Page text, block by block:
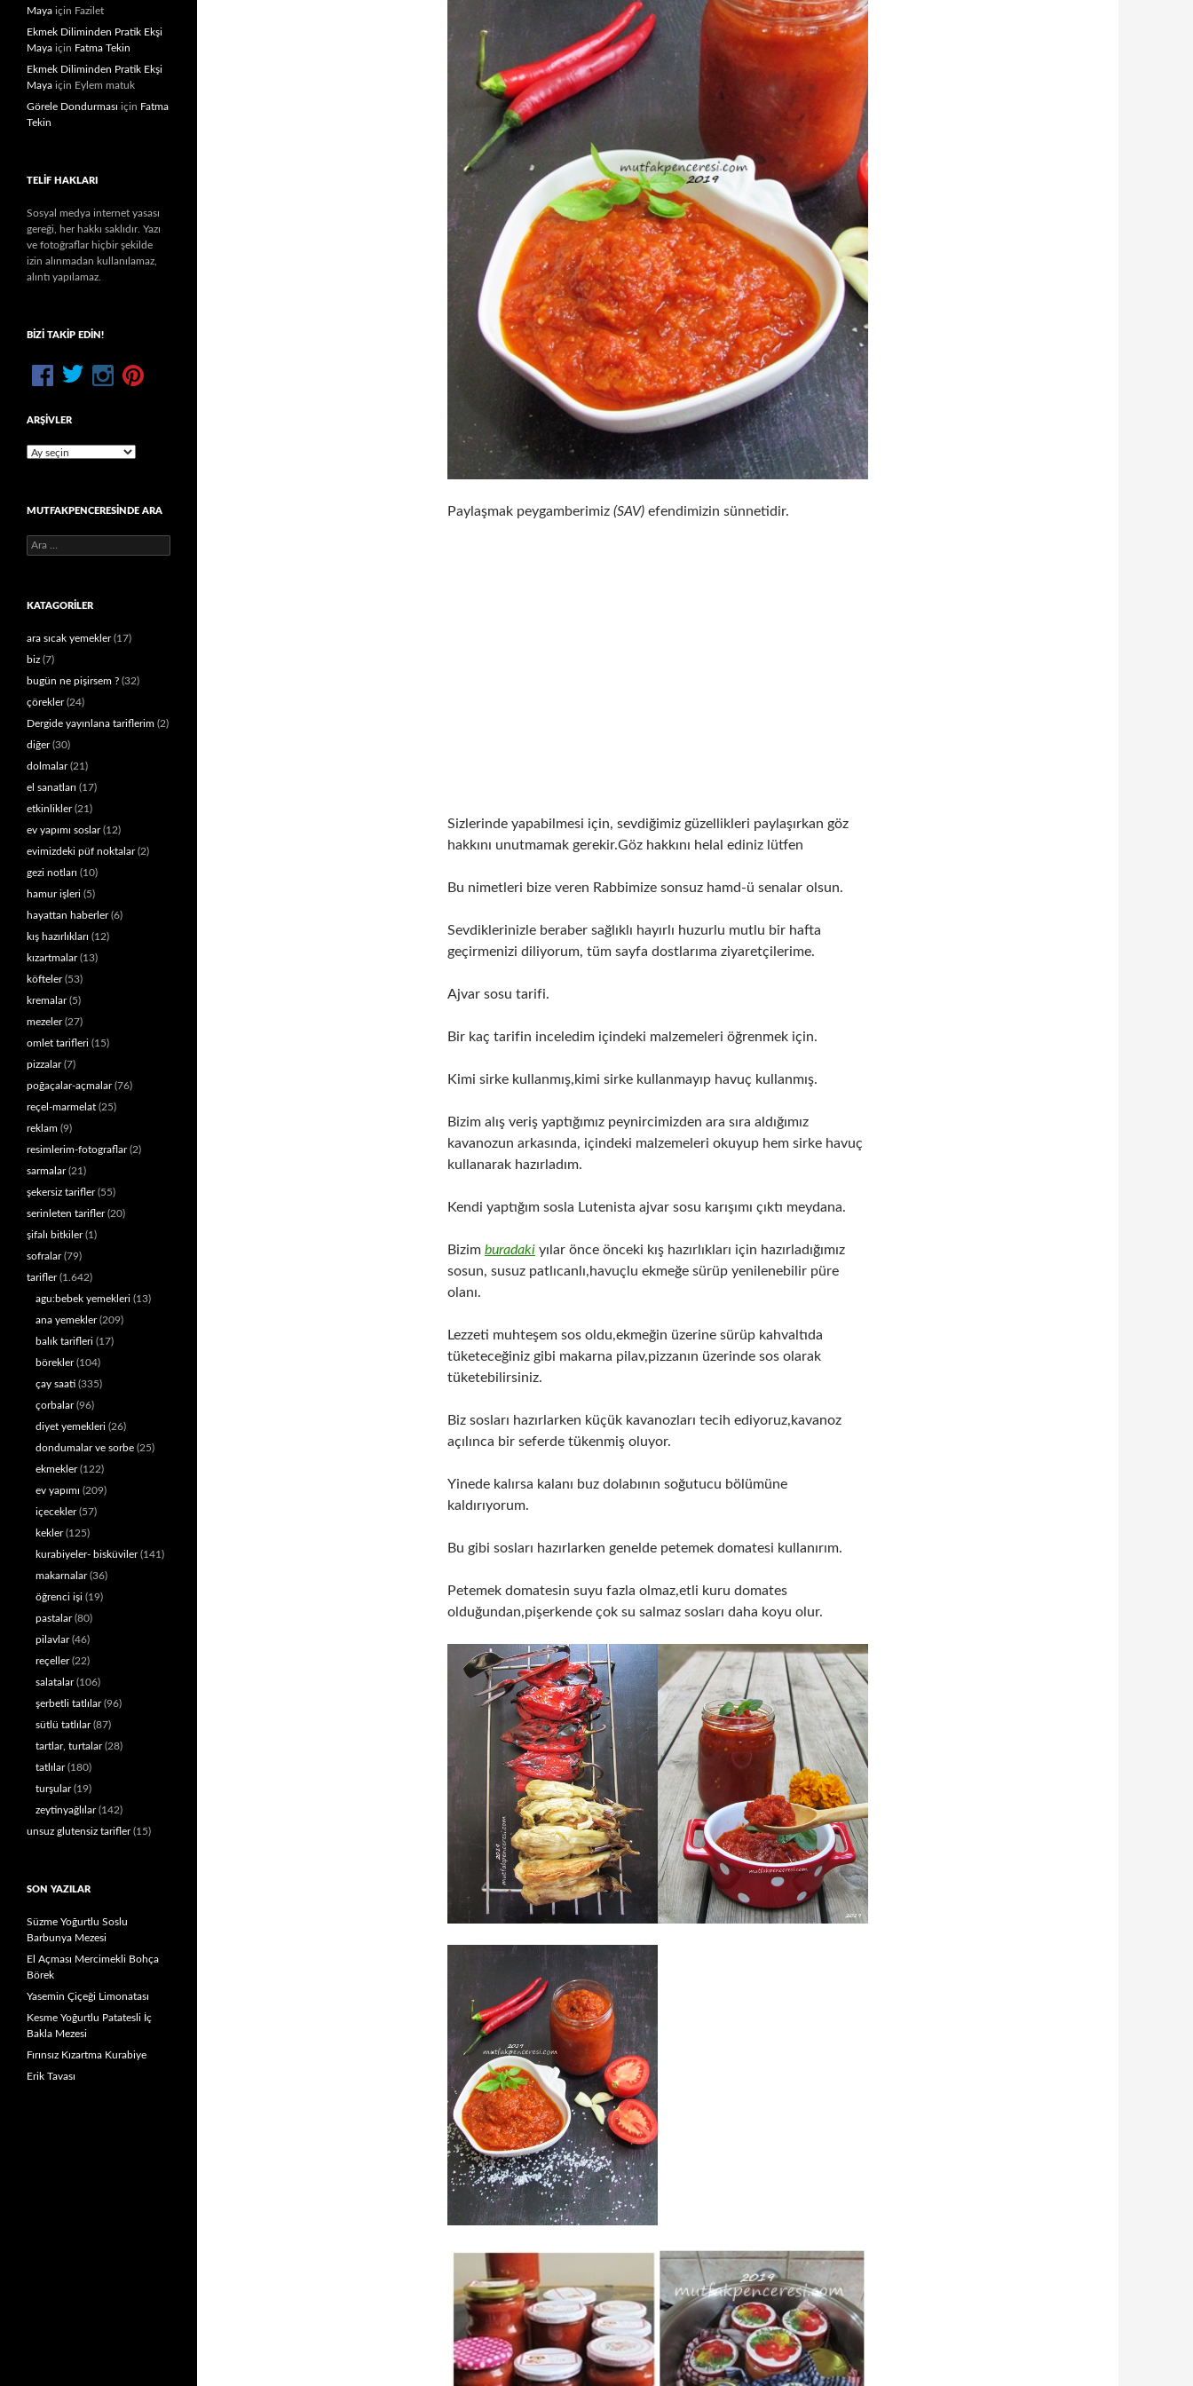
Paylaşmak peygamberimiz (SAV) efendimizin sünnetidir.
Sizlerinde yapabilmesi için, sevdiğimiz güzellikleri paylaşırkan göz
hakkını unutmamak gerekir.Göz hakkını helal ediniz lütfen
Bu nimetleri bize veren Rabbimize sonsuz hamd-ü senalar olsun.
Sevdiklerinizle beraber sağlıklı hayırlı huzurlu mutlu bir hafta
geçirmenizi diliyorum, tüm sayfa dostlarıma ziyaretçilerime.
Ajvar sosu tarifi.
Bir kaç tarifin inceledim içindeki malzemeleri öğrenmek için.
Kimi sirke kullanmış,kimi sirke kullanmayıp havuç kullanmış.
Bizim alış veriş yaptığımız peynircimizden ara sıra aldığımız
kavanozun arkasında, içindeki malzemeleri okuyup hem sirke havuç
kullanarak hazırladım.
Kendi yaptığım sosla Lutenista ajvar sosu karışımı çıktı meydana.
Bizim buradaki yılar önce önceki kış hazırlıkları için hazırladığımız
sosun, susuz patlıcanlı,havuçlu ekmeğe sürüp yenilenebilir püre
olanı.
Lezzeti muhteşem sos oldu,ekmeğin üzerine sürüp kahvaltıda
tüketeceğiniz gibi makarna pilav,pizzanın üzerinde sos olarak
tüketebilirsiniz.
Biz sosları hazırlarken küçük kavanozları tecih ediyoruz,kavanoz
açılınca bir seferde tükenmiş oluyor.
Yinede kalırsa kalanı buz dolabının soğutucu bölümüne
kaldırıyorum.
Bu gibi sosları hazırlarken genelde petemek domatesi kullanırım.
Petemek domatesin suyu fazla olmaz,etli kuru domates
olduğundan,pişerkende çok su salmaz sosları daha koyu olur.
Maya için Fazilet
Ekmek Diliminden Pratik Ekşi
Maya için Fatma Tekin
Ekmek Diliminden Pratik Ekşi
Maya için Eylem matuk
Görele Dondurması için Fatma
Tekin
TELIF HAKLARI
Sosyal medya internet yasası
gereği, her hakkı saklıdır. Yazı
ve fotoğraflar hiçbir şekilde
izin alınmadan kullanılamaz,
alıntı yapılamaz.
BIZI TAKIP EDIN!
ARŞIVLER
Arşivler
MUTFAKPENCERESINDE ARA
Arama:
KATAGORILER
ara sıcak yemekler(17)
biz (7)
bugün ne pişirsem ? (32)
çörekler(24)
Dergide yayınlana tariflerim (2)
diğer(30)
dolmalar(21)
el sanatları (17)
etkinlikler(21)
ev yapımı soslar(12)
evimizdeki püf noktalar(2)
gezi notları (10)
hamur işleri (5)
hayattan haberler(6)
kış hazırlıkları (12)
kızartmalar(13)
köfteler(53)
kremalar(5)
mezeler(27)
omlet tarifleri (15)
pizzalar(7)
poğaçalar-açmalar(76)
reçel-marmelat (25)
reklam (9)
resimlerim-fotograflar(2)
sarmalar(21)
şekersiz tarifler(55)
serinleten tarifler(20)
şifalı bitkiler(1)
sofralar(79)
tarifler(1.642)
agu:bebek yemekleri (13)
ana yemekler(209)
balık tarifleri (17)
börekler(104)
çay saati (335)
çorbalar(96)
diyet yemekleri (26)
dondumalar ve sorbe (25)
ekmekler(122)
ev yapımı (209)
içecekler(57)
kekler(125)
kurabiyeler- bisküviler(141)
makarnalar(36)
öğrenci işi (19)
pastalar(80)
pilavlar(46)
reçeller(22)
salatalar(106)
şerbetli tatlılar(96)
sütlü tatlılar(87)
tartlar, turtalar(28)
tatlılar(180)
turşular(19)
zeytinyağlılar(142)
unsuz glutensiz tarifler(15)
SON YAZILAR
Süzme Yoğurtlu Soslu
Barbunya Mezesi
El Açması Mercimekli Bohça
Börek
Yasemin Çiçeği Limonatası
Kesme Yoğurtlu Patatesli İç
Bakla Mezesi
Fırınsız Kızartma Kurabiye
Erik Tavası